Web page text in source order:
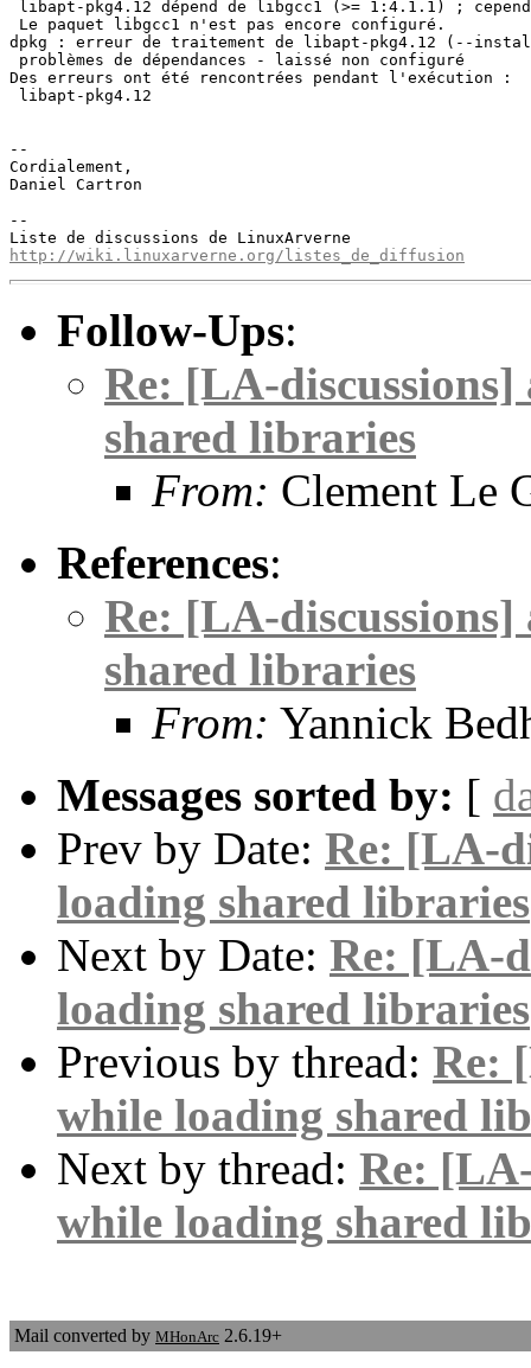
libapt-pkg4.12 dépend de libgcc1 (>= 1:4.1.1) ;
Le paquet libgcc1 n'est pas encore configuré.
dpkg : erreur de traitement de libapt-pkg4.12 (--
problèmes de dépendances - laissé non configuré
Des erreurs ont été rencontrées pendant l'exécution :
libapt-pkg4.12
--
Cordialement,
Daniel Cartron
--
http://wiki.linuxarverne.org/listes_de_diffusion
Follow-Ups:
Re: [LA-
shared libraries
From: Clement Le
References:
Re: [LA-
shared libraries
From: Yannick
Messages sorted by: [
Prev by Date: Re: [LA-
loading shared libraries
Next by Date: Re: [LA-
loading shared libraries
Previous by thread: Re:
while loading shared
Next by thread: Re:
while loading shared
Mail converted by MHonArc 2.6.19+